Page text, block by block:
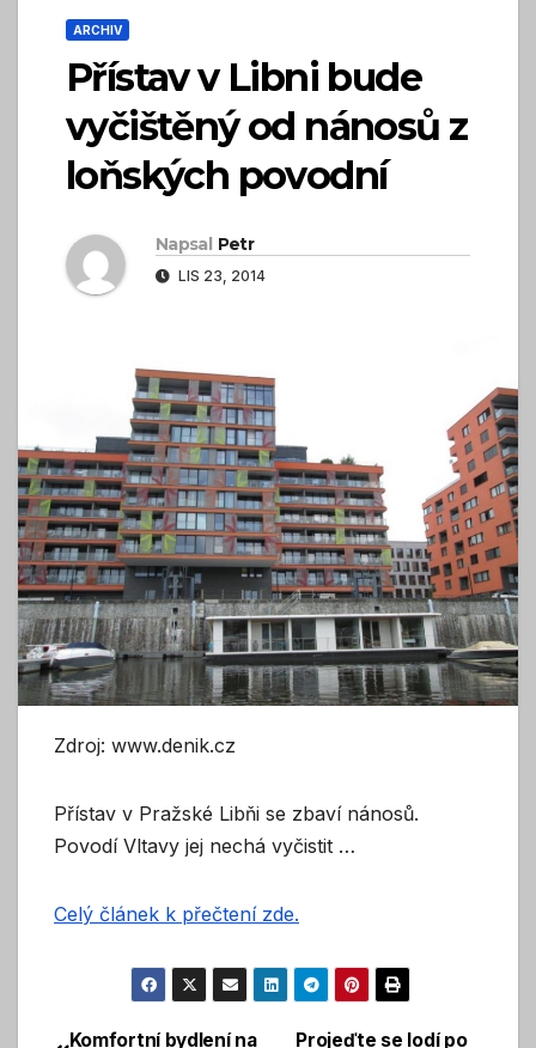
ARCHIV
Přístav v Libni bude
vyčištěný od nánosů z
loňských povodní
Napsal Petr
LIS 23, 2014
Zdroj: www.denik.cz
Přístav v Pražské Libňi se zbaví nánosů.
Povodí Vltavy jej nechá vyčistit …
Celý článek k přečtení zde.
Projeďte se lodí po
Komfortní bydlení na